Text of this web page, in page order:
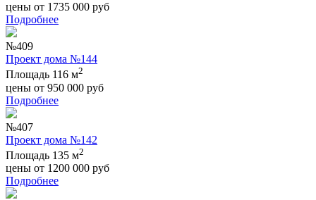
цены от 1735 000 руб
Подробнее
№409
Проект дома №144
Площадь 116 м2
цены от 950 000 руб
Подробнее
№407
Проект дома №142
Площадь 135 м2
цены от 1200 000 руб
Подробнее